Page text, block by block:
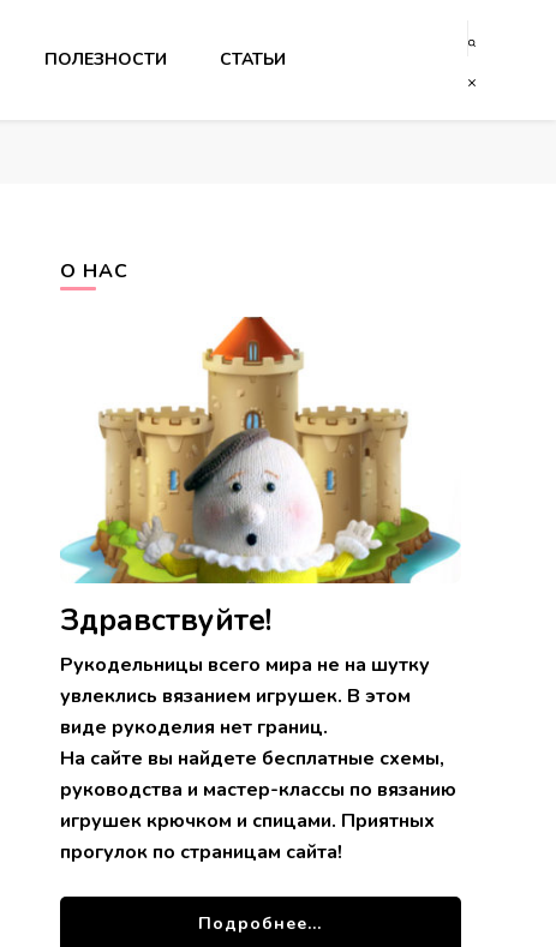
ПОЛЕЗНОСТИ СТАТЬИ
О НАС
Здравствуйте!
Рукодельницы всего мира не на шутку
увлеклись вязанием игрушек. В этом
виде рукоделия нет границ.
На сайте вы найдете бесплатные схемы,
руководства и мастер-классы по вязанию
игрушек крючком и спицами. Приятных
прогулок по страницам сайта!
Подробнее...